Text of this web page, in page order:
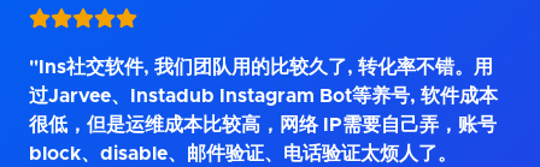
"Ins社交软件, 我们团队用的比较久了, 转化率不错。用
过Jarvee、Instadub Instagram Bot等养号, 软件成本
很低，但是运维成本比较高，网络 IP需要自己弄，账号
block、disable、邮件验证、电话验证太烦人了。